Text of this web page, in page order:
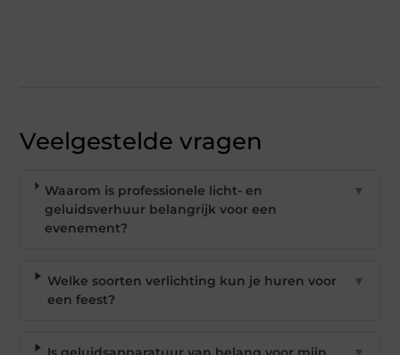
Veelgestelde vragen
Waarom is professionele licht- en
geluidsverhuur belangrijk voor een
evenement?
▼
Welke soorten verlichting kun je huren voor
een feest?
▼